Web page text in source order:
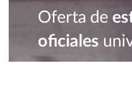
Oferta de
oficiales